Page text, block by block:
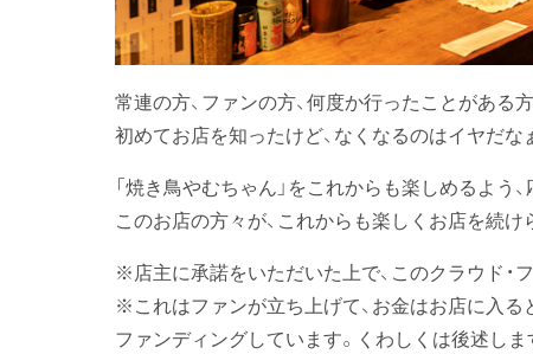
常連の方、ファンの方、何度か行ったことがある
初めてお店を知ったけど、なくなるのはイヤだな
「焼き鳥やむちゃん」をこれからも楽しめるよう
このお店の方々が、これからも楽しくお店を続け
※店主に承諾をいただいた上で、このクラウド・
※これはファンが立ち上げて、お金はお店に入る
ファンディングしています。くわしくは後述しま